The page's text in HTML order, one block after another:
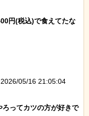
円(税込)で食えてたな
05/16 21:05:04
ってカツの方が好きで